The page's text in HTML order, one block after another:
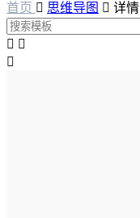
首页  思维导图  详情
 
